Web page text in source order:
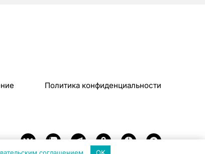
Политика конфиденциальности